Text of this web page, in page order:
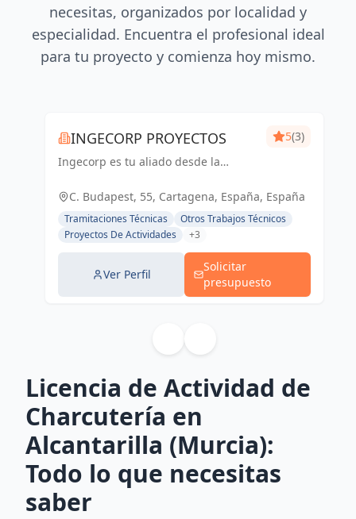
necesitas, organizados por localidad y
especialidad. Encuentra el profesional ideal
para tu proyecto y comienza hoy mismo.
INGECORP PROYECTOS
Ingecorp es tu aliado desde la
proyecto. Especializados en licencias,
proyectos ejecutivos, reformas y
energía solar. Expertos compr...
5(3)
C. Budapest, 55, Cartagena, España, España
Tramitaciones Técnicas
Otros Trabajos Técnicos
Proyectos De Actividades
+3
Ver Perfil
Solicitar
presupuesto
Licencia de Actividad de
Charcutería en
Alcantarilla (Murcia):
Todo lo que necesitas
saber